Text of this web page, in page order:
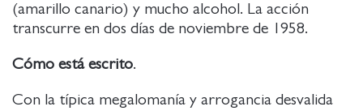
(amarillo canario) y mucho alcohol. La acción
transcurre en dos días de noviembre de 1958.
Cómo está escrito.
Con la típica megalomanía y arrogancia desvalida